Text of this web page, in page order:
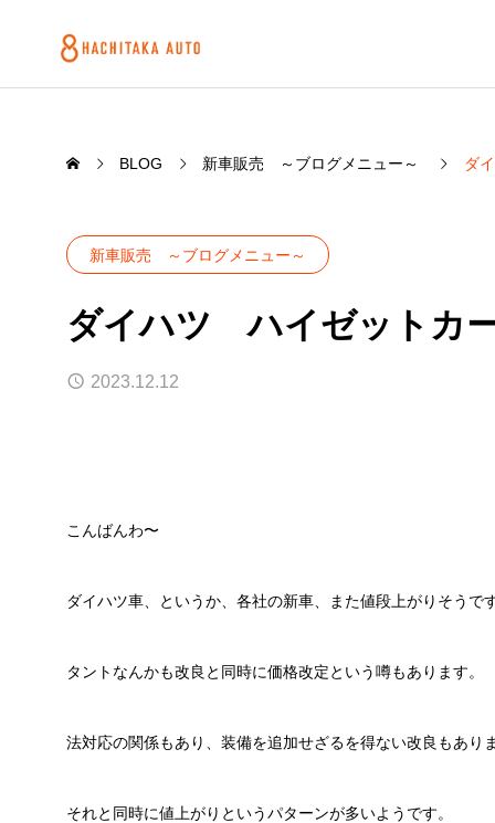
BLOG 新車販売 ～ブログメニュー～ ダ
新車販売 ～ブログメニュー～
ダイハツ ハイゼットカ
2023.12.12
こんばんわ〜
ダイハツ車、というか、各社の新車、また値段上がりそうで
タントなんかも改良と同時に価格改定という噂もあります。
法対応の関係もあり、装備を追加せざるを得ない改良もあり
それと同時に値上がりというパターンが多いようです。